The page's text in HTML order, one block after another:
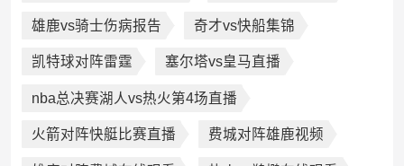
雄鹿vs骑士伤病报告 奇才vs快船集锦
凯特球对阵雷霆 塞尔塔vs皇马直播
nba总决赛湖人vs热火第4场直播
火箭对阵快艇比赛直播 费城对阵雄鹿视频